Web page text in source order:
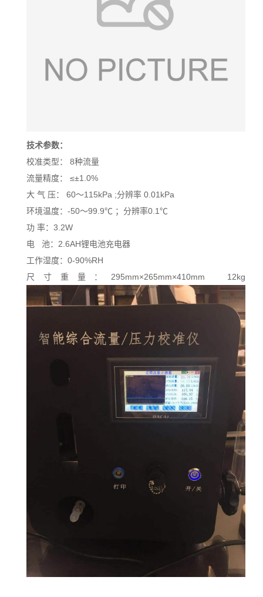
技术参数：
校准类型： 8种流量
流量精度： ≤±1.0%
大 气 压： 60～115kPa ;分辨率 0.01kPa
环境温度：-50～99.9℃ ；分辨率0.1℃
功 率： 3.2W
电 池：2.6AH锂电池充电器
工作湿度：0-90%RH
尺寸重量： 295mm×265mm×410mm 12kg